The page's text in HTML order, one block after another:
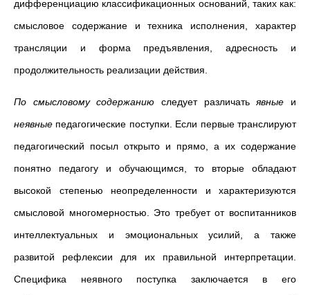
дифференциацию классификационных оснований, таких как:
смысловое содержание и техника исполнения, характер
трансляции и форма предъявления, адресность и
продолжительность реализации действия.
По смысловому содержанию следует различатьявные и
неявные педагогические поступки. Если первые транслируют
педагогический посыл открыто и прямо, а их содержание
понятно педагогу и обучающимся, то вторые обладают
высокой степенью неопределенности и характеризуются
смысловой многомерностью. Это требует от воспитанников
интеллектуальных и эмоциональных усилий, а также
развитой рефлексии для их правильной интерпретации.
Специфика неявного поступка заключается в его